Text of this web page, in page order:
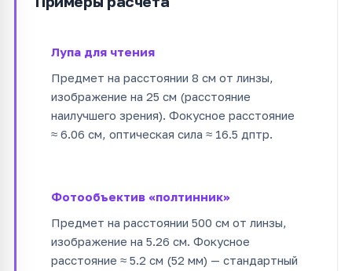
Лупа для чтения
Предмет на расстоянии 8 см от линзы,
изображение на 25 см (расстояние
наилучшего зрения). Фокусное расстояние
≈ 6.06 см, оптическая сила ≈ 16.5 дптр.
Фотообъектив «полтинник»
Предмет на расстоянии 500 см от линзы,
изображение на 5.26 см. Фокусное
расстояние ≈ 5.2 см (52 мм) — стандартный